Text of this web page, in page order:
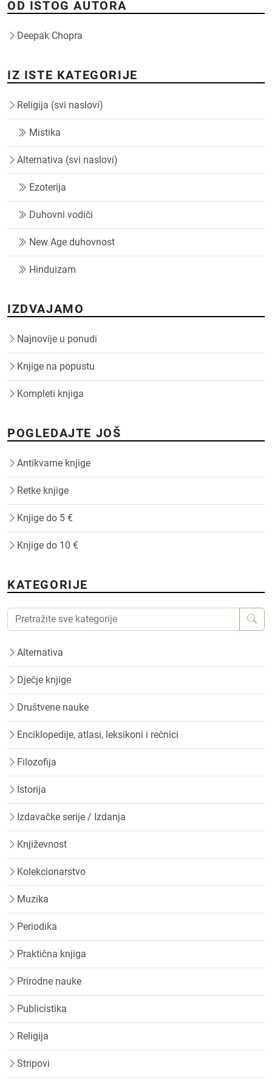
OD ISTOG AUTORA
Deepak Chopra
IZ ISTE KATEGORIJE
Religija (svi naslovi)
Mistika
Alternativa (svi naslovi)
Ezoterija
Duhovni vodiči
New Age duhovnost
Hinduizam
IZDVAJAMO
Najnovije u ponudi
Knjige na popustu
Kompleti knjiga
POGLEDAJTE JOŠ
Antikvarne knjige
Retke knjige
Knjige do 5 €
Knjige do 10 €
KATEGORIJE
Alternativa
Dječje knjige
Društvene nauke
Enciklopedije, atlasi, leksikoni i rečnici
Filozofija
Istorija
Izdavačke serije / Izdanja
Književnost
Kolekcionarstvo
Muzika
Periodika
Praktična knjiga
Prirodne nauke
Publicistika
Religija
Stripovi